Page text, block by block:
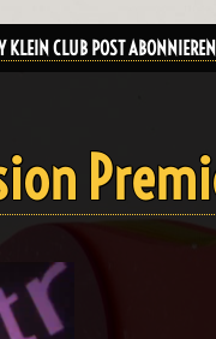
KLEIN CLUB POST ABONNIEREN